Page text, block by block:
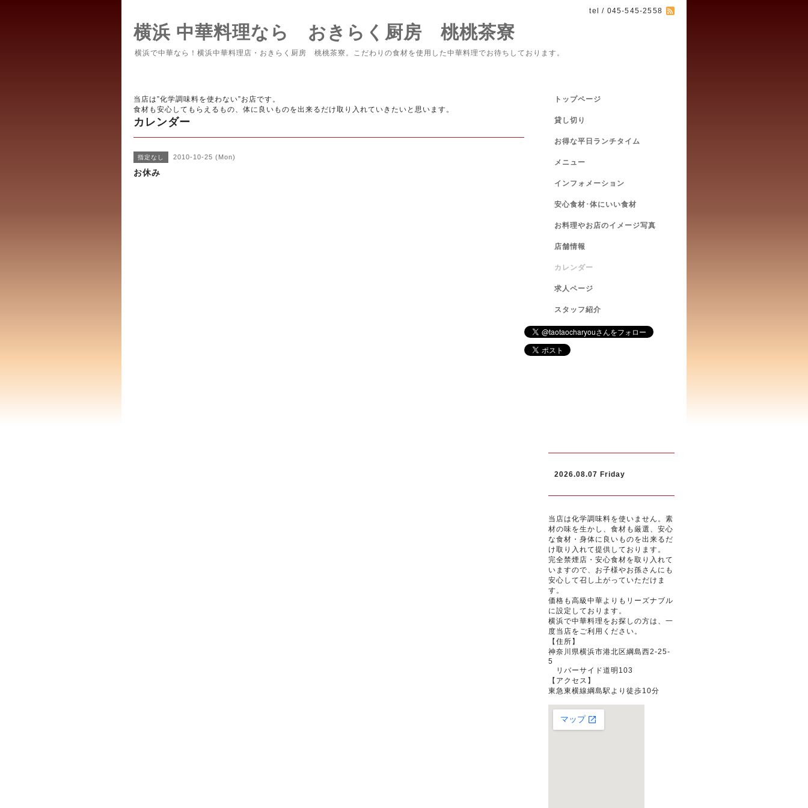
tel / 045-545-2558
横浜 中華料理なら おきらく厨房 桃桃茶寮
横浜で中華なら！横浜中華料理店・おきらく厨房 桃桃茶寮。こだわりの食材を使用した中華料理でお待ちしております。
当店は”化学調味料を使わない”お店です。
食材も安心してもらえるもの、体に良いものを出来るだけ取り入れていきたいと思います。
カレンダー
指定なし 2010-10-25 (Mon)
お休み
トップページ
貸し切り
お得な平日ランチタイム
メニュー
インフォメーション
安心食材･体にいい食材
お料理やお店のイメージ写真
店舗情報
カレンダー
求人ページ
スタッフ紹介
2026.08.07 Friday
当店は化学調味料を使いません。素
材の味を生かし、食材も厳選、安心
な食材・身体に良いものを出来るだ
け取り入れて提供しております。
完全禁煙店・安心食材を取り入れて
いますので、お子様やお孫さんにも
安心して召し上がっていただけま
す。
価格も高級中華よりもリーズナブル
に設定しております。
横浜で中華料理をお探しの方は、一
度当店をご利用ください。
【住所】
神奈川県横浜市港北区綱島西2-25-
5
リバーサイド道明103
【アクセス】
東急東横線綱島駅より徒歩10分